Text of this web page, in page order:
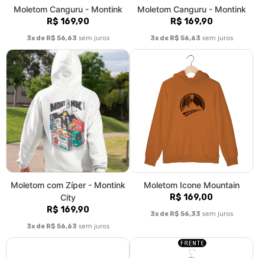
Moletom Canguru - Montink
R$ 169,90
3x de R$ 56,63 sem juros
Moletom Canguru - Montink
R$ 169,90
3x de R$ 56,63 sem juros
Moletom com Zíper - Montink
City
R$ 169,90
3x de R$ 56,63 sem juros
Moletom Icone Mountain
R$ 169,00
3x de R$ 56,33 sem juros